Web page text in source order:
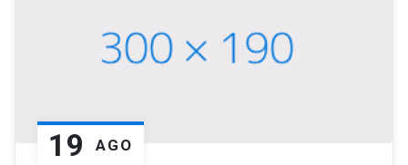
19 AGO